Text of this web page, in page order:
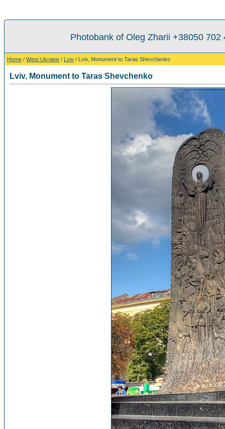
Photobank of Oleg Zharii +38050
Home / West Ukraine / Lviv / Lviv, Monument to Taras Shevchenko
Lviv, Monument to Taras Shevchenko